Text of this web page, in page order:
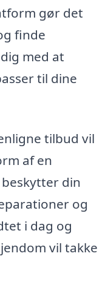
gør det
finde
med at
til dine
tilbud vil
af en
din
og
i dag og
vil takke